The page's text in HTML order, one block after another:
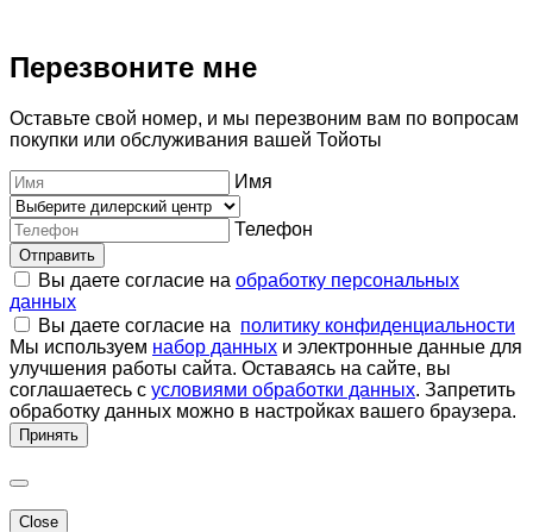
Перезвоните мне
Оставьте свой номер, и мы перезвоним вам по вопросам
покупки или обслуживания вашей Тойоты
Имя
Телефон
Отправить
Вы даете согласие на обработку персональных
данных
Вы даете согласие на политику конфиденциальности
Мы используем набор данных и электронные данные для
улучшения работы сайта. Оставаясь на сайте, вы
соглашаетесь с условиями обработки данных. Запретить
обработку данных можно в настройках вашего браузера.
Принять
Close